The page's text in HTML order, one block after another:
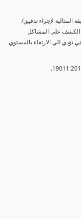
لإجراء تدقيق/
الكشف على المشاكل
تؤدي الي الارتقاء بالمستوي